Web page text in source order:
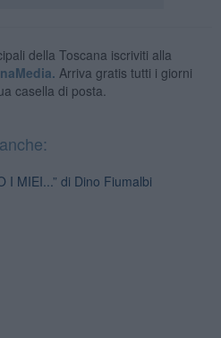
della Toscana iscriviti alla
Arriva gratis tutti i giorni
casella di posta.
I MIEI...” di Dino Fiumalbi